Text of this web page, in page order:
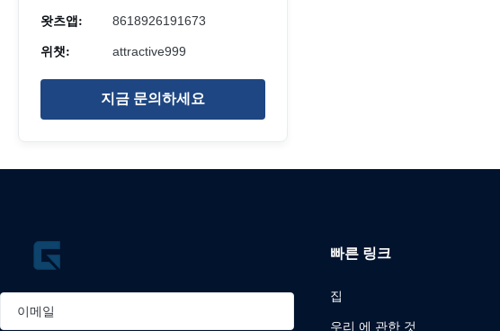
왓츠앱: 8618926191673
위챗: attractive999
지금 문의하세요
빠른 링크
집
우리 에 관한 것